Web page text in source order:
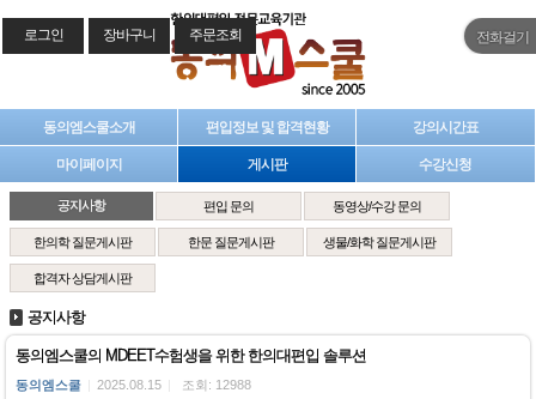
전화걸기
동의엠스쿨소개 편입정보 및 합격현황 강의시간표
마이페이지 게시판 수강신청
공지사항 편입 문의 동영상/수강 문의
한의학 질문게시판 한문 질문게시판 생물/화학 질문게시판
합격자 상담게시판
공지사항
동의엠스쿨의 MDEET수험생을 위한 한의대편입 솔루션
동의엠스쿨 2025.08.15 조회: 12988
로그인 장바구니 주문조회